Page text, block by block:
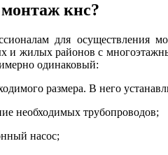
кнс?
для
жилых районов с
одинаковый:
размера. В него
необходимых трубопроводов;
насос;